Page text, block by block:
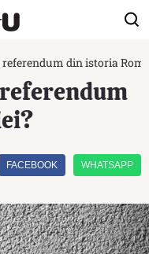
din istoria
FACEBOOK WHATSAPP